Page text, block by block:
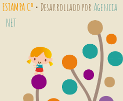
ESTAMPA Cº • Desarrollado porAgencia
NET